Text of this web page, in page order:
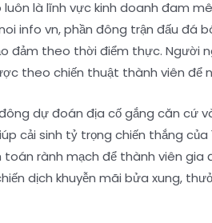
là lĩnh vực kinh doanh đam
info vn, phần đông trận đấu đá
đảm theo thời điểm thực. Người
theo chiến thuật thành viên để
dự đoán địa cố gắng căn cứ
cải sinh tỷ trọng chiến thắng
toán rành mạch để thành viên
dịch khuyễn mãi bửa xung,